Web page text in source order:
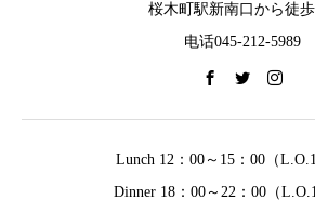
桜木町駅新南口から徒
电话045-212-5989
Lunch 12：00～15：00（
Dinner 18：00～22：00（